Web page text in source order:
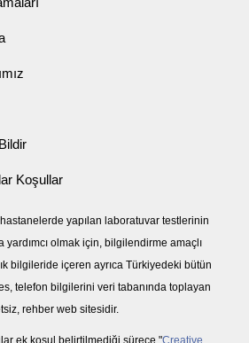
Koşullar
yapılan laboratuvar testlerinin
yardımcı olmak için, bilgilendirme amaçlı
bilgileride içeren ayrıca Türkiyedeki bütün
telefon bilgilerini veri tabanında toplayan
rehber web sitesidir.
ek koşul belirtilmediği sürece "Creative